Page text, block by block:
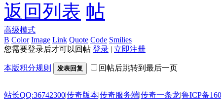
返回列表
高级模式
B Color Image Link Quote Code Smilies
您需要登录后才可以回帖 登录 | 立即注册
本版积分规则 发表回复 回帖后跳转到最后一页
站长QQ:36742300|传奇版本|传奇服务端|传奇一条龙|鲁ICP备